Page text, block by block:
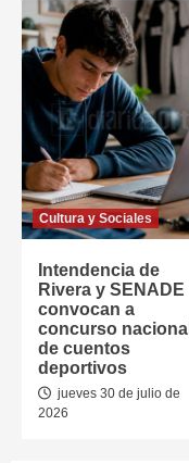
Cultura y Sociales
Intendencia de
Rivera y SENADE
convocan a
concurso nacional
de cuentos
deportivos
jueves 30 de julio de
2026